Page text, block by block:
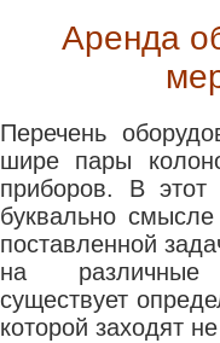
Аренда
Перечень
шире пары
приборов. В этот
буквально
поставленной
на различные
существует
которой заходят